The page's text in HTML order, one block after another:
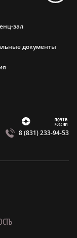
зал
документы
Z m
8 (831) 233-94-53